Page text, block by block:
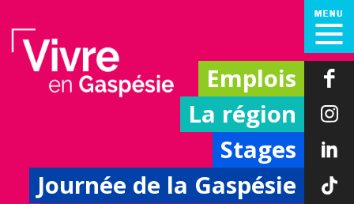
Emplois
La région
Stages
Journée de la Gaspésie